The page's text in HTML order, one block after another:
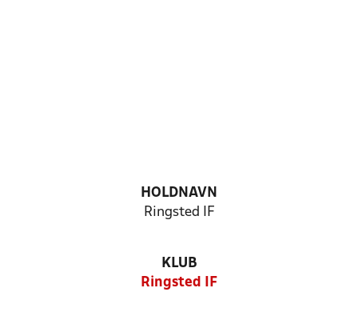
HOLDNAVN
Ringsted IF
KLUB
Ringsted IF